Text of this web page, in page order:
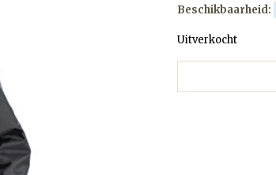
Beschikbaarheid:
Uitverkocht